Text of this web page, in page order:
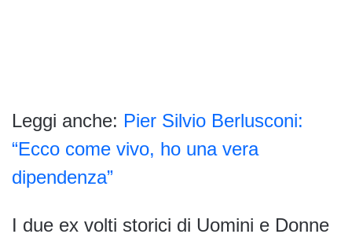
Leggi anche: Pier Silvio Berlusconi:
“Ecco come vivo, ho una vera
dipendenza”
I due ex volti storici di Uomini e Donne